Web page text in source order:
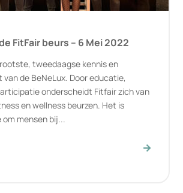
FitFair beurs – 6 Mei 2022
tweedaagse kennis en
de BeNeLux. Door educatie,
onderscheidt Fitfair zich van
en wellness beurzen. Het is
om mensen bij...